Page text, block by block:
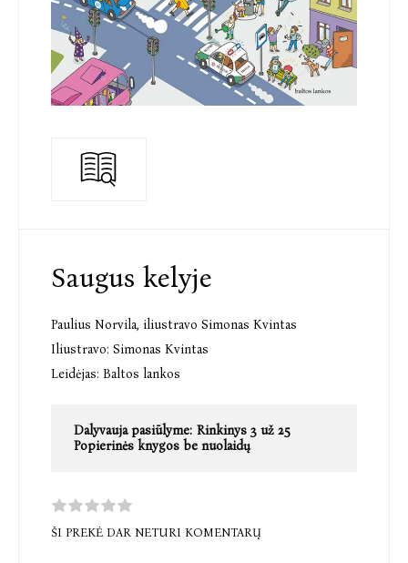
Saugus kelyje
Paulius Norvila, iliustravo Simonas Kvintas
Iliustravo: Simonas Kvintas
Leidėjas: Baltos lankos
Dalyvauja pasiūlyme: Rinkinys 3 už 25
Popierinės knygos be nuolaidų
ŠI PREKĖ DAR NETURI KOMENTARŲ